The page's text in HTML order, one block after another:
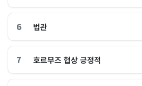
6 법관
7 호르무즈 협상 긍정적